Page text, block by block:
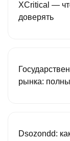
XCritical —
доверять
рынка:
Dsozondd: